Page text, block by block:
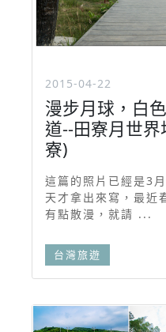
2015-04-22
漫步月球，白
道--田寮月世
寮)
這篇的照片已經是3
天才拿出來寫，最近
有點散漫，就請 ...
台灣旅遊